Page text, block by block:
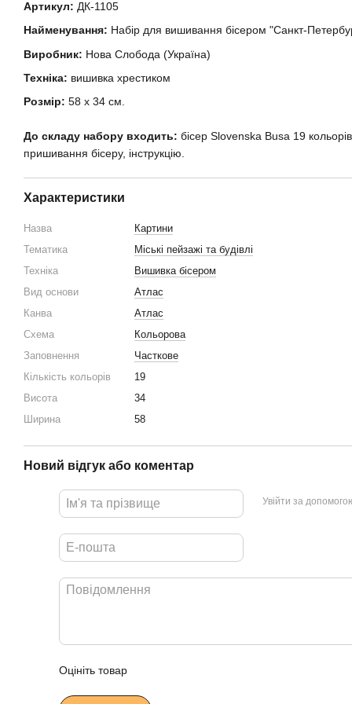
Артикул: ДК-1105
Найменування: Набір для вишивання бісером "Санкт-
Виробник: Нова Слобода (Україна)
Техніка: вишивка хрестиком
Розмір: 58 х 34 см.
До складу набору входить: бісер Slovenska Busa 19
пришивання бісеру, інструкцію.
Характеристики
Назва
Картини
Тематика
Міські пейзажі та будівлі
Техніка
Вишивка бісером
Вид основи
Атлас
Канва
Атлас
Схема
Кольорова
Заповнення
Часткове
Кількість кольорів
19
Висота
34
Ширина
58
Новий відгук або коментар
Увійти за
Оцініть товар